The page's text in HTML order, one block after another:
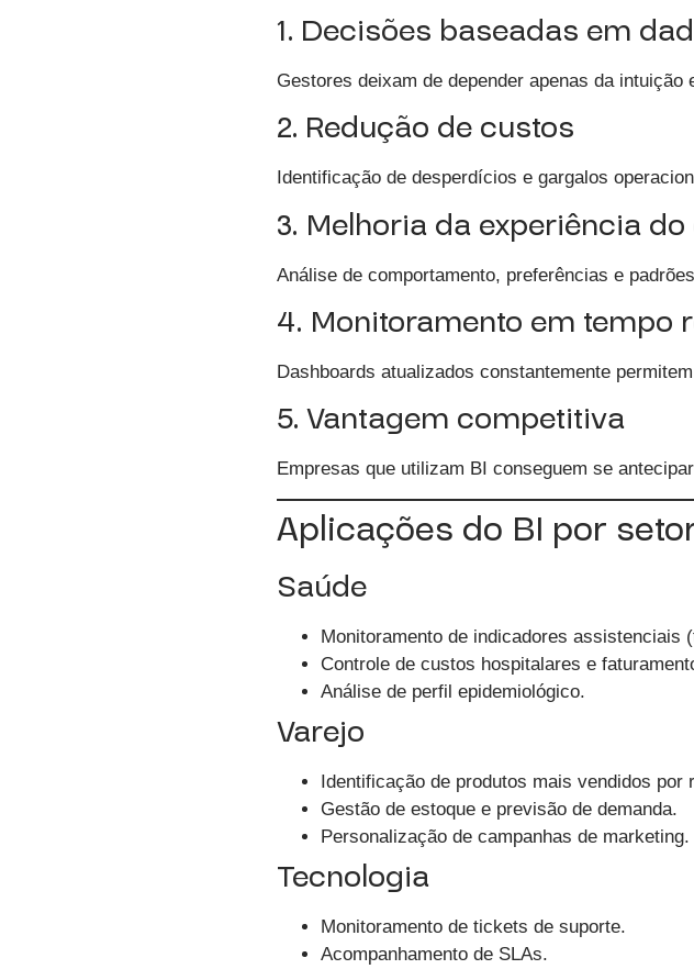
1. Decisões baseadas em
Gestores deixam de depender apenas da
2. Redução de custos
Identificação de desperdícios e gargalos
3. Melhoria da experiência
Análise de comportamento, preferências e
4. Monitoramento em tempo
Dashboards atualizados constantemente
5. Vantagem competitiva
Empresas que utilizam BI conseguem se
Aplicações do BI por
Saúde
Monitoramento de indicadores assistenciais
Controle de custos hospitalares e
Análise de perfil epidemiológico.
Varejo
Identificação de produtos mais vendidos por
Gestão de estoque e previsão de demanda.
Personalização de campanhas de marketing.
Tecnologia
Monitoramento de tickets de suporte.
Acompanhamento de SLAs.